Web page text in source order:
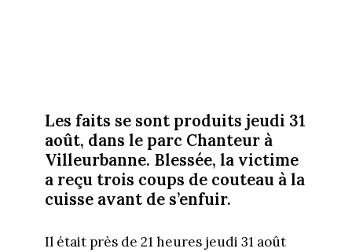
Les faits se sont produits jeudi 31
août, dans le parc Chanteur à
Villeurbanne. Blessée, la victime
a reçu trois coups de couteau à la
cuisse avant de s’enfuir.
Il était près de 21 heures jeudi 31 août